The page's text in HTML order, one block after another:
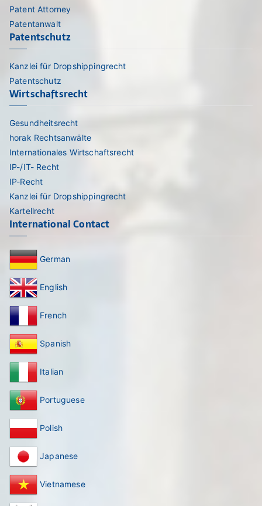
Patent Attorney
Patentanwalt
Patentschutz
Kanzlei für Dropshippingrecht
Patentschutz
Wirtschaftsrecht
Gesundheitsrecht
horak Rechtsanwälte
Internationales Wirtschaftsrecht
IP-/IT- Recht
IP-Recht
Kanzlei für Dropshippingrecht
Kartellrecht
International Contact
German
English
French
Spanish
Italian
Portuguese
Polish
Japanese
Vietnamese